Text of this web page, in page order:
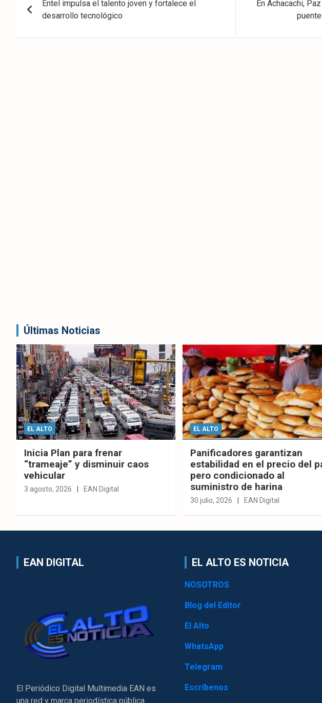
de
Entel impulsa el talento joven y fortalece el
desarrollo tecnológico
En Achacachi,
Últimas Noticias
EL ALTO
Inicia Plan para frenar
“trameaje” y disminuir caos
vehicular
3 agosto, 2026 EAN Digital
EL ALTO
Panificadores garantizan
estabilidad en el precio del
pero condicionado al
suministro de harina
30 julio, 2026 EAN Digital
EAN DIGITAL
El Periódico Digital Multimedia EAN es
una red y marca periodística pública
EL ALTO ES NOTICIA
NOSOTROS
Blog del Editor
El Alto
WhatsApp
Telegram
Escríbenos